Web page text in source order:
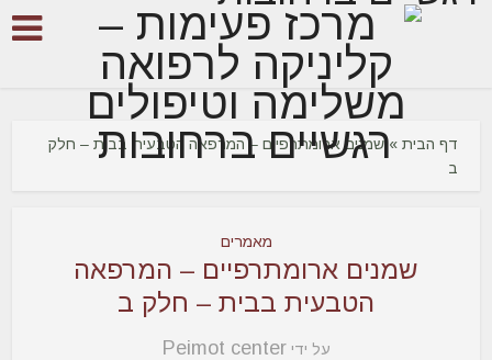
דף הבית »שמנים ארומתרפיים – המרפאה הטבעית בבית – חלק
ב
מאמרים
שמנים ארומתרפיים – המרפאה
הטבעית בבית – חלק ב
על ידיPeimot center